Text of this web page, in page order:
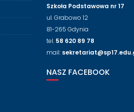
Szkoła Podstawowa nr 17
ul. Grabowo 12
81-265 Gdynia
tel. 58 620 89 78
mail:
NASZ FACEBOOK